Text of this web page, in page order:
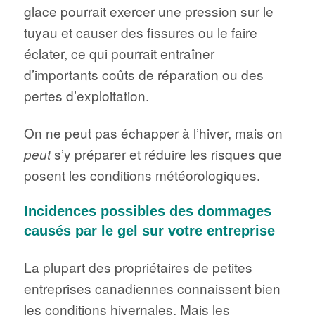
glace pourrait exercer une pression sur le
tuyau et causer des fissures ou le faire
éclater, ce qui pourrait entraîner
d’importants coûts de réparation ou des
pertes d’exploitation.
On ne peut pas échapper à l’hiver, mais on
peuts’y préparer et réduire les risques que
posent les conditions météorologiques.
Incidences possibles des dommages
causés par le gel sur votre entreprise
La plupart des propriétaires de petites
entreprises canadiennes connaissent bien
les conditions hivernales. Mais les